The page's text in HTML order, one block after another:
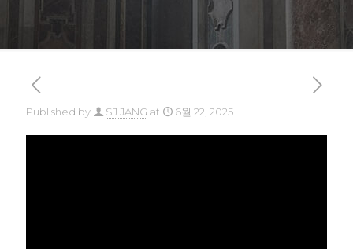
Published by SJ JANG at 6월 22, 2025